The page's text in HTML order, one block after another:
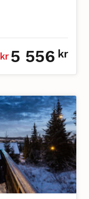
kr 5 556 kr